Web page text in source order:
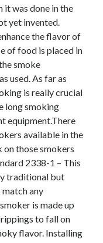
it was done in the
yet invented.
the flavor of
of food is placed in
smoke
used. As far as
is really crucial
long smoking
equipment.There
available in the
on those smokers
2338-1 – This
traditional but
any
is made up
to fall on
flavor. Installing